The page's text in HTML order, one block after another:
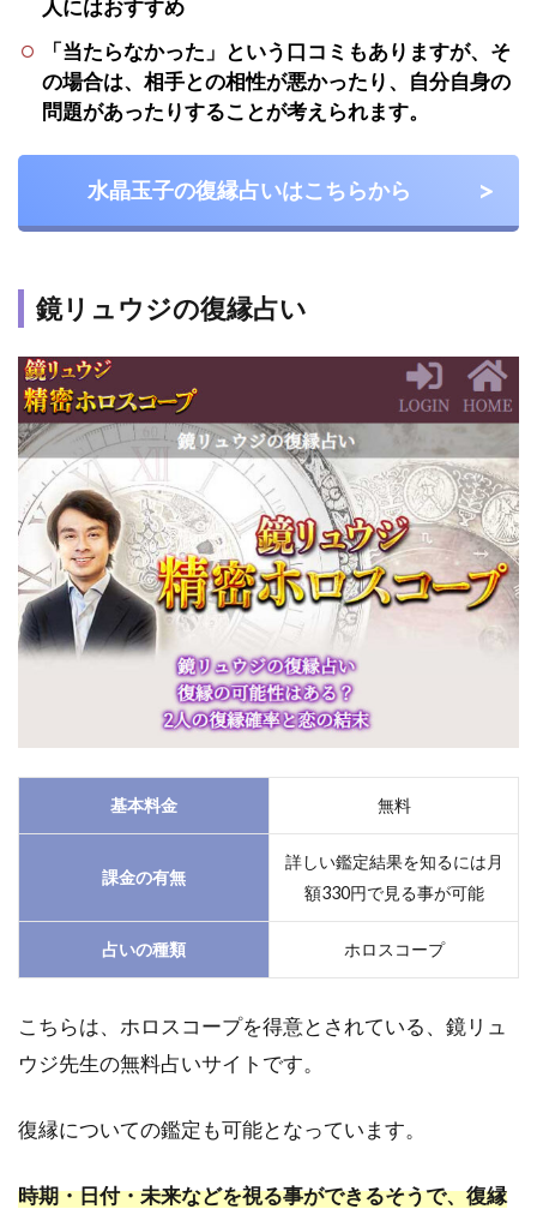
れた
と復
縁し
たい
7.2
振っ
てし
まっ
復縁
い
7.3
別れ
たば
かり
の相
手と
復縁
した
い
7.4
手の
気持
知り
はっ
辛口
縁の
可能
性を
して
人にはおすすめ
「当たらなかった」という口コミもありますが、そ
の場合は、相手との相性が悪かったり、自分自身の
問題があったりすることが考えられます。
水晶玉子の復縁占いはこちらから
鏡リュウジの復縁占い
基本料金 無料
課金の有無
詳しい鑑定結果を知るには月
額330円で見る事が可能
占いの種類 ホロスコープ
こちらは、ホロスコープを得意とされている、鏡リュ
ウジ先生の無料占いサイトです。
復縁についての鑑定も可能となっています。
時期・日付・未来などを視る事ができるそうで、復縁